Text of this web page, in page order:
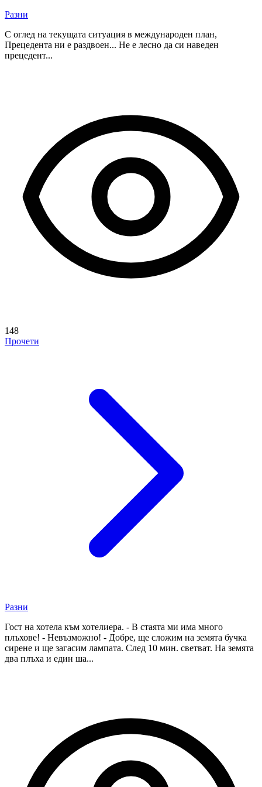
Разни
С оглед на текущата ситуация в международен план,
Прецедента ни е раздвоен... Не е лесно да си наведен
прецедент...
148
Прочети
Разни
Гост на хотела към хотелиера. - В стаята ми има много
плъхове! - Невъзможно! - Добре, ще сложим на земята бучка
сирене и ще загасим лампата. След 10 мин. светват. На земята
два плъха и един ша...